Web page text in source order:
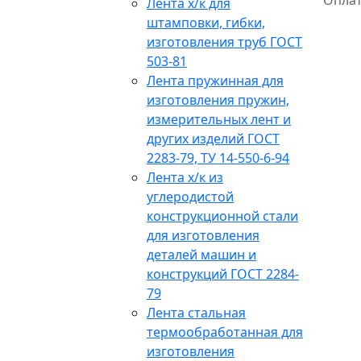
штамповки, гибки,
изготовления труб ГОСТ
503-81
Лента пружинная для
изготовления пружин,
измерительных лент и
других изделий ГОСТ
2283-79, ТУ 14-550-6-94
Лента х/к из
углеродистой
конструкционной стали
для изготовления
деталей машин и
конструкций ГОСТ 2284-
79
Лента стальная
термообработанная для
изготовления